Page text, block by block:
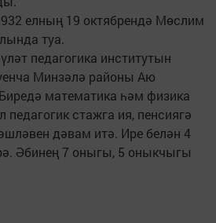
елның 19 октябрендә Мөслим
туа.
педагогика институтын
Минзәлә районы Аю
математика һәм физика
педагогик стажга ия, пенсиягә
дәвам итә. Ире белән 4
Әбинең 7 оныгы, 5 оныкчыгы